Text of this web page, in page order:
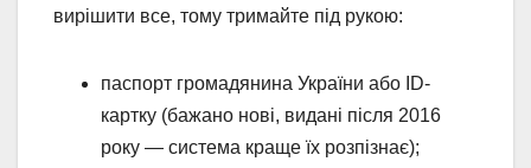
вирішити все, тому тримайте під рукою:
паспорт громадянина України або ID-
картку (бажано нові, видані після 2016
року — система краще їх розпізнає);